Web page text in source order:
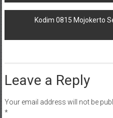
navigation
Kodim 0815 Mojokerto
Leave a Reply
Your email address will not be
*